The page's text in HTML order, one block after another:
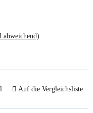
abweichend)
Auf die Vergleichsliste